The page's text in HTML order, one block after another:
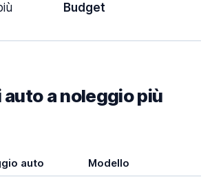
Budget
auto a noleggio più
auto Modello